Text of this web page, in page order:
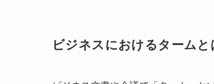
ビジネスにおけるタームと